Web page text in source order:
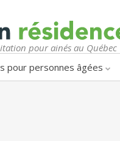
pour ainés au Québec
pour personnes âgées